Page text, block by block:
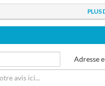
PLUS
Adresse